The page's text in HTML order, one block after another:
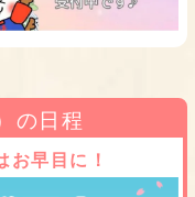
の日程
お早目に！